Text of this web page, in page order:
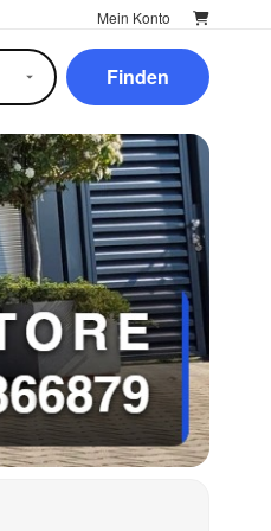
Mein Konto
Finden